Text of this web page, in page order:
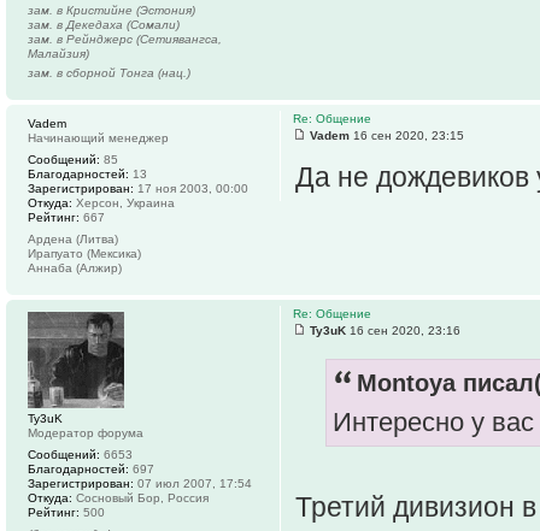
зам. в Кристийне (Эстония)
зам. в Декедаха (Сомали)
зам. в Рейнджерс (Сетиявангса,
Малайзия)
зам. в сборной Тонга (нац.)
Re: Общение
Vadem 16 сен 2020, 23:15
Да не дождевиков
Vadem
Начинающий менеджер
Сообщений: 85
Благодарностей: 13
Зарегистрирован: 17 ноя 2003, 00:00
Откуда: Херсон, Украина
Рейтинг: 667
Ардена (Литва)
Ирапуато (Мексика)
Аннаба (Алжир)
Re: Общение
Ty3uK 16 сен 2020, 23:16
Montoya
Интересно у
Третий дивизион
Ty3uK
Модератор форума
Сообщений: 6653
Благодарностей: 697
Зарегистрирован: 07 июл 2007, 17:54
Откуда: Сосновый Бор, Россия
Рейтинг: 500